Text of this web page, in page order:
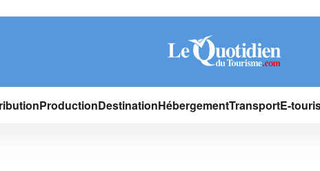
ProductionDestinationHébergementTransportE-